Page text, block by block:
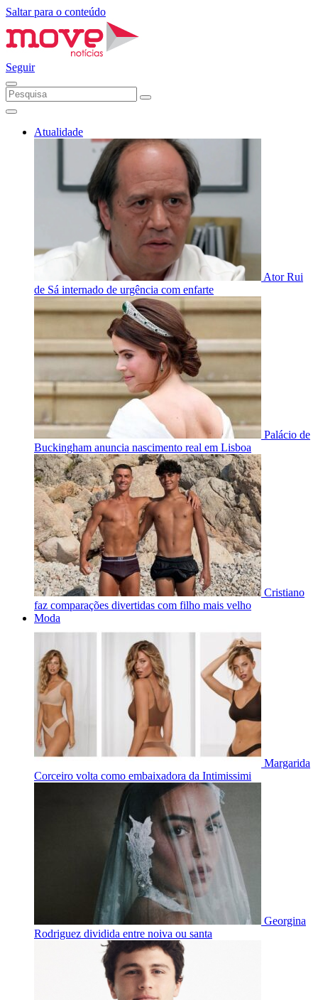
Saltar para o conteúdo
Seguir
Atualidade
Ator Rui
de Sá internado de urgência com enfarte
Palácio de
Buckingham anuncia nascimento real em Lisboa
Cristiano
faz comparações divertidas com filho mais velho
Moda
Margarida
Corceiro volta como embaixadora da Intimissimi
Georgina
Rodriguez dividida entre noiva ou santa